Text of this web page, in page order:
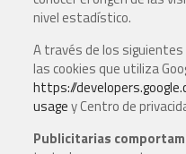
nivel estadístico.
A través de los
las cookies que utiliza
https://
usagey Centro de
Publicitarias